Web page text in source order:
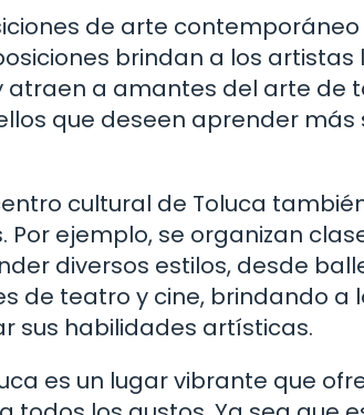
de arte
brindan a los artistas
a amantes del arte de
que deseen aprender más
cultural de Toluca
ejemplo, se organizan
diversos estilos, desde
de teatro y cine, brindando a
sus habilidades artísticas.
es un lugar vibrante que